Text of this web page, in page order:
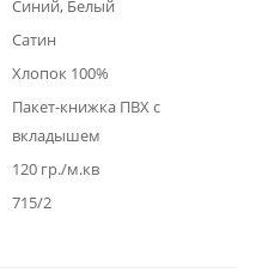
Синий, Белый
Сатин
Хлопок 100%
Пакет-книжка ПВХ с
вкладышем
120 гр./м.кв
715/2